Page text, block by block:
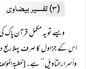
(۳) تفسیر بیضاوی
ویسے تو یہ مکمل قرآن پاک
اس کے جز اول کا صرف پہلا ربع در
وأسرار التأويل‘‘ ہے۔ [خطبۃ